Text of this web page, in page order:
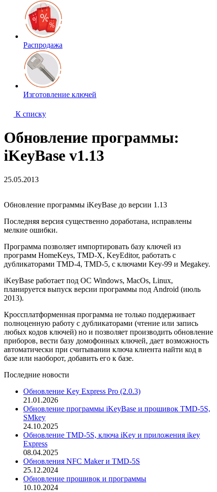
Распродажа
Изготовление ключей
К списку
Обновление программы:
iKeyBase v1.13
25.05.2013
Обновление программы iKeyBase до версии 1.13
Последняя версия существенно доработана, исправлены
мелкие ошибки.
Программа позволяет импортировать базу ключей из
программ HomeKeys, TMD-X, KeyEditor, работать с
дубликаторами TMD-4, TMD-5, с ключами Key-99 и Megakey.
iKeyBase работает под ОС Windows, MacOs, Linux,
планируется выпуск версии программы под Android (июль
2013).
Кроссплатформенная программа не только поддерживает
полноценную работу с дубликаторами (чтение или запись
любых кодов ключей) но и позволяет производить обновление
приборов, вести базу домофонных ключей, дает возможность
автоматически при считывании ключа клиента найти код в
базе или наоборот, добавить его к базе.
Последние новости
Обновление Key Express Pro (2.0.3)
21.01.2026
Обновление программы iKeyBase и прошивок TMD-5S,
SMkey
24.10.2025
Обновление TMD-5S, ключа iKey и приложения ikey
Express
08.04.2025
Обновления NFC Maker и TMD-5S
25.12.2024
Обновление прошивок и программы
10.10.2024